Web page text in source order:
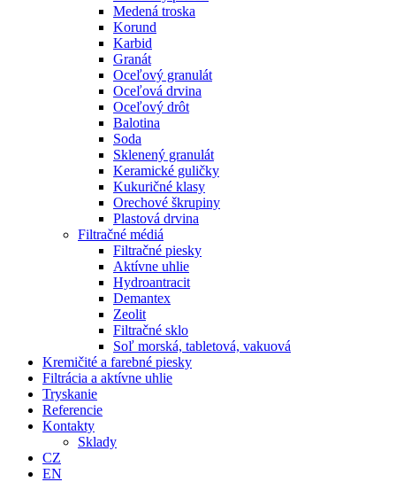
Medená troska
Korund
Karbid
Granát
Oceľový granulát
Oceľová drvina
Oceľový drôt
Balotina
Soda
Sklenený granulát
Keramické guličky
Kukuričné klasy
Orechové škrupiny
Plastová drvina
Filtračné médiá
Filtračné piesky
Aktívne uhlie
Hydroantracit
Demantex
Zeolit
Filtračné sklo
Soľ morská, tabletová, vakuová
Kremičité a farebné piesky
Filtrácia a aktívne uhlie
Tryskanie
Referencie
Kontakty
Sklady
CZ
EN